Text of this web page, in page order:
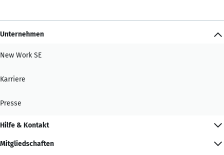
Unternehmen
New Work SE
Karriere
Presse
Hilfe & Kontakt
Mitgliedschaften